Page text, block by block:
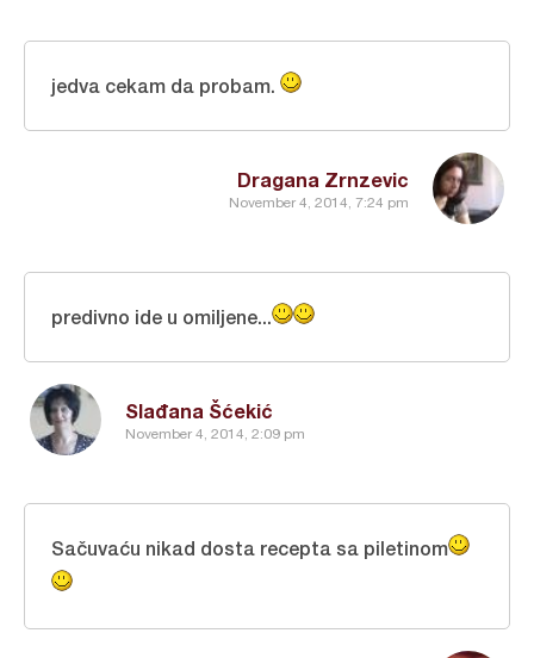
Dragana Zrnzevic
November 4, 2014, 7:24 pm
jedva cekam da probam.
Slađana Šćekić
November 4, 2014, 2:09 pm
predivno ide u omiljene...
Sačuvaću nikad dosta recepta sa piletinom